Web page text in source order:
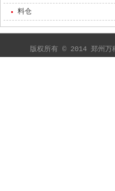
料仓
版权所有 © 2014 郑州万